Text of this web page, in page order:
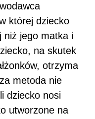
której dziecko
niż jego matka i
na skutek
otrzyma
metoda nie
dziecko nosi
utworzone na